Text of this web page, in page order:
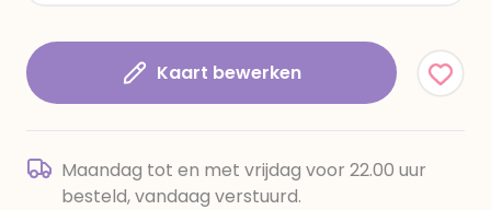
Kaart bewerken
Maandag tot en met vrijdag voor 22.00 uur
besteld, vandaag verstuurd.